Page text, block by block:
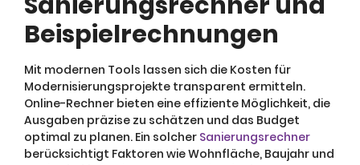
Beispielrechnungen
Mit modernen Tools lassen sich die Kosten für
Modernisierungsprojekte transparent ermitteln.
Online-Rechner bieten eine effiziente Möglichkeit, die
Ausgaben präzise zu schätzen und das Budget
optimal zu planen. Ein solcher Sanierungsrechner
berücksichtigt Faktoren wie Wohnfläche, Baujahr und